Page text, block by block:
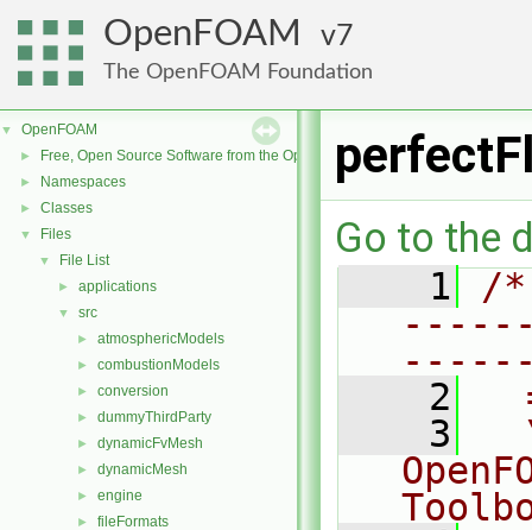
OpenFOAM 7
The OpenFOAM Foundation
▼ OpenFOAM
► Free, Open Source Software from the OpenFOAM Foundation
► Namespaces
► Classes
▼ Files
▼ File List
► applications
▼ src
► atmosphericModels
► combustionModels
► conversion
► dummyThirdParty
► dynamicFvMesh
► dynamicMesh
► engine
► fileFormats
Go to the
    1
/
    2
    3